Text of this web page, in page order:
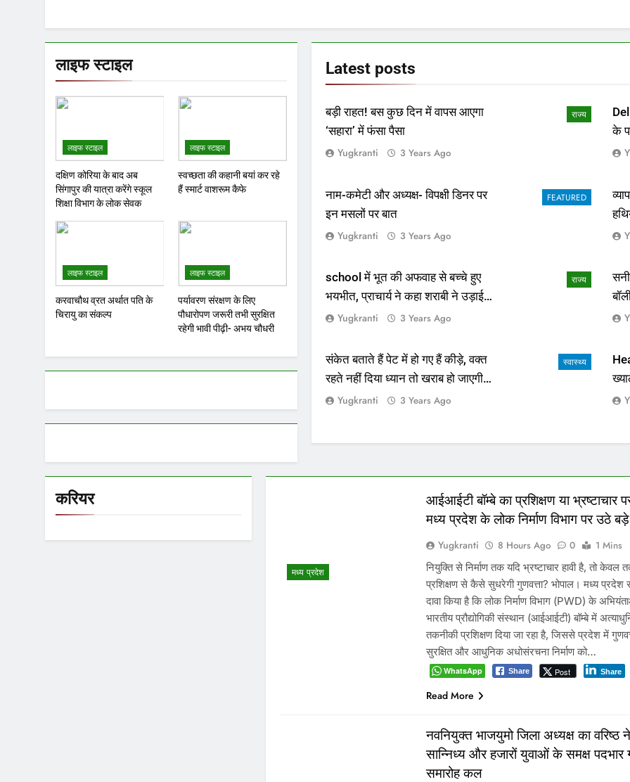
लाइफ स्टाइल
लाइफ स्टाइल
दक्षिण कोरिया के बाद अब
सिंगापुर की यात्रा करेंगे स्कूल
शिक्षा विभाग के लोक सेवक
लाइफ स्टाइल
स्वच्छता की कहानी बयां कर रहे
हैं स्मार्ट वाशरूम कैफे
लाइफ स्टाइल
करवाचौथ व्रत अर्थात पति के
चिरायु का संकल्प
लाइफ स्टाइल
पर्यावरण संरक्षण के लिए
पौधारोपण जरूरी तभी सुरक्षित
रहेगी भावी पीढ़ी- अभय चौधरी
Latest posts
राज्य
बड़ी राहत! बस कुछ दिन में वापस आएगा
‘सहारा’ में फंसा पैसा
Yugkranti 3 Years Ago
के
FEATURED
नाम-कमेटी और अध्यक्ष- विपक्षी डिनर पर
इन मसलों पर बात
Yugkranti 3 Years Ago
राज्य
school में भूत की अफवाह से बच्चे हुए
भयभीत, प्राचार्य ने कहा शराबी ने उड़ाई
अफवाह
Yugkranti 3 Years Ago
आई
स्वास्थ्य
संकेत बताते हैं पेट में हो गए हैं कीड़े, वक्त
रहते नहीं दिया ध्यान तो खराब हो जाएगी
हालतYugkranti 3 Years Ago
करियर
मध्य प्रदेश
आईआईटी बॉम्बे का प्रशिक्षण या भ्रष्टाचार पर
मध्य प्रदेश के लोक निर्माण विभाग पर उठे
Yugkranti 8 Hours Ago 0
1 Mins
नियुक्ति से निर्माण तक यदि भ्रष्टाचार हावी है, तो केवल
प्रशिक्षण से कैसे सुधरेगी गुणवत्ता? भोपाल। मध्य प्रदेश
दावा किया है कि लोक निर्माण विभाग (PWD) के
भारतीय प्रौद्योगिकी संस्थान (आईआईटी) बॉम्बे में
तकनीकी प्रशिक्षण दिया जा रहा है, जिससे प्रदेश में
सुरक्षित और आधुनिक अधोसंरचना निर्माण को…
WhatsApp Share Post Share
Read More
नवनियुक्त भाजयुमो जिला अध्यक्ष का वरिष्ठ
सान्निध्य और हजारों युवाओं के समक्ष पदभार
समारोह कल